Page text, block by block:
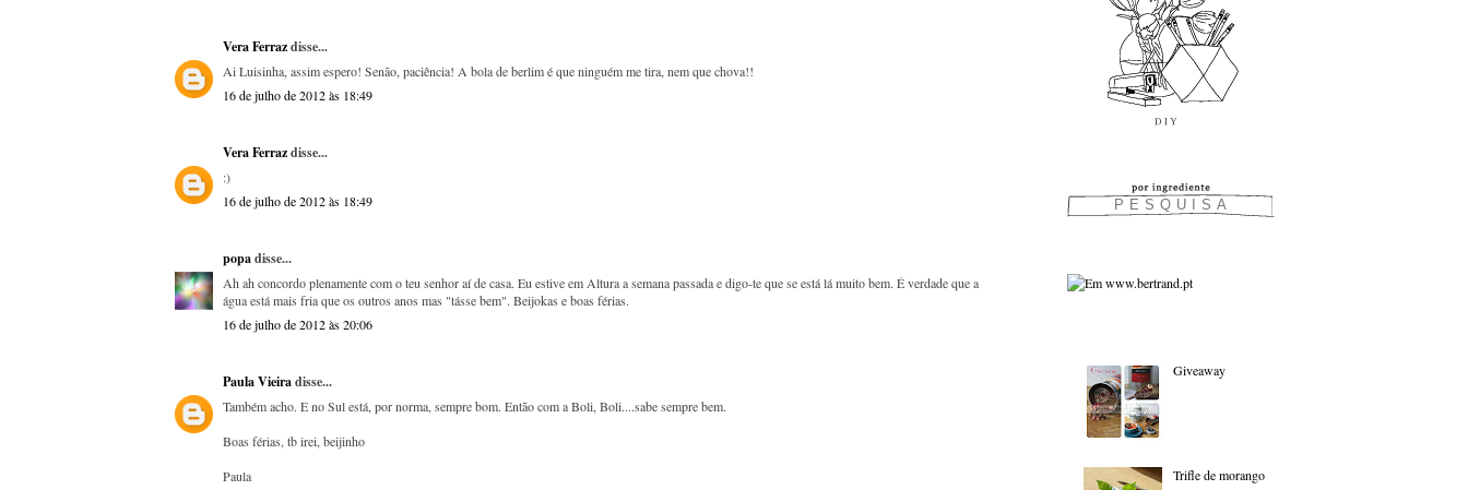
Vera Ferrazdisse...
Ai Luisinha, assim espero! Senão, paciência! A bola de berlim é que ninguém me tira, nem que chova!!
16 de julho de 2012 às 18:49
Vera Ferrazdisse...
:)
16 de julho de 2012 às 18:49
popadisse...
Ah ah concordo plenamente com o teu senhor aí de casa. Eu estive em Altura a semana passada e digo-te que se está lá muito bem. É verdade que a
água está mais fria que os outros anos mas "tásse bem". Beijokas e boas férias.
16 de julho de 2012 às 20:06
Paula Vieiradisse...
Também acho. E no Sul está, por norma, sempre bom. Então com a Boli, Boli....sabe sempre bem.
Boas férias, tb irei, beijinho
Paula
Giveaway
Trifle de morango